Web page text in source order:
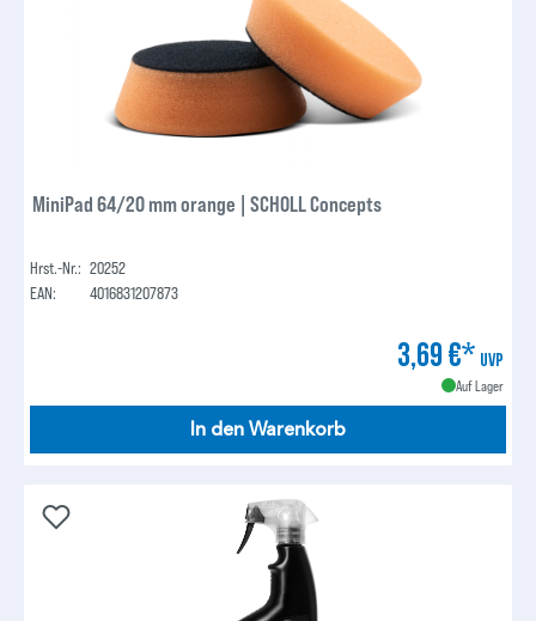
MiniPad 64/20 mm orange | SCHOLL Concepts
Hrst.-Nr.: 20252
EAN:
4016831207873
3,69 €* UVP
Auf Lager
In den Warenkorb